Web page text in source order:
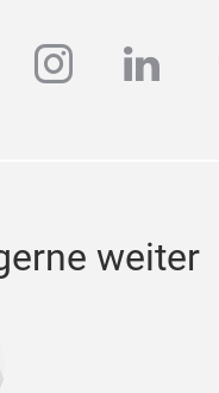
weiter